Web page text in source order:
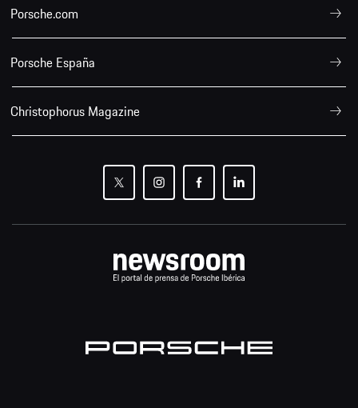
Porsche.com
Porsche España
Christophorus Magazine